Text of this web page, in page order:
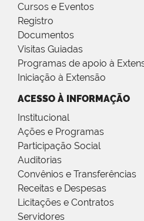
Cursos e Eventos
Registro
Documentos
Visitas Guiadas
Programas de apoio à
Iniciação à Extensão
ACESSO À INFORMAÇÃO
Institucional
Ações e Programas
Participação Social
Auditorias
Convênios e Transferências
Receitas e Despesas
Licitações e Contratos
Servidores